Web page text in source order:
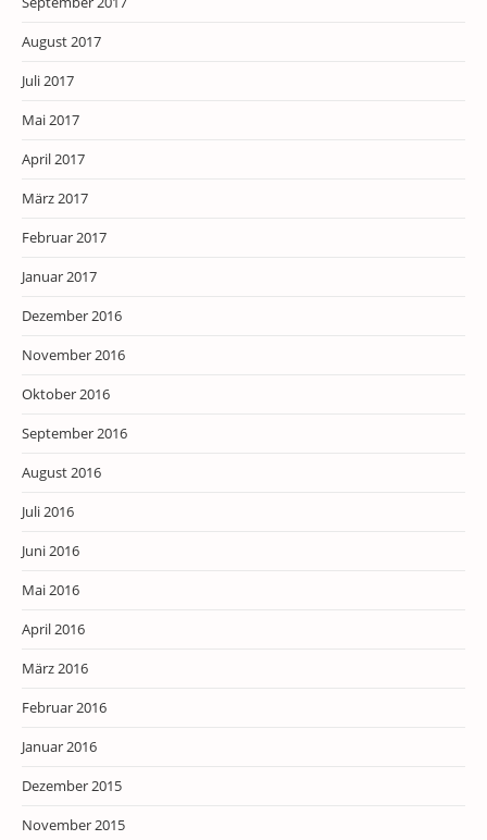
August 2017
Juli 2017
Mai 2017
April 2017
März 2017
Februar 2017
Januar 2017
Dezember 2016
November 2016
Oktober 2016
September 2016
August 2016
Juli 2016
Juni 2016
Mai 2016
April 2016
März 2016
Februar 2016
Januar 2016
Dezember 2015
November 2015